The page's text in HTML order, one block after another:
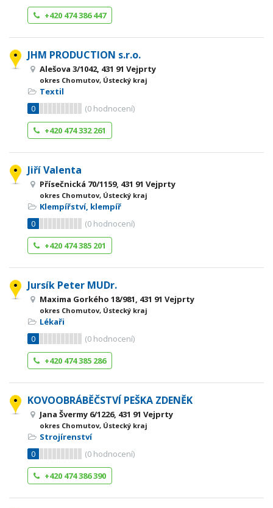
+420 474 386 447
JHM PRODUCTION s.r.o.
Alešova 3/1042, 431 91 Vejprty
okres Chomutov, Ústecký kraj
Textil
0
(0 hodnocení)
+420 474 332 261
Jiří Valenta
Přísečnická 70/1159, 431 91 Vejprty
okres Chomutov, Ústecký kraj
Klempířství, klempíř
0
(0 hodnocení)
+420 474 385 201
Jursík Peter MUDr.
Maxima Gorkého 18/981, 431 91 Vejprty
okres Chomutov, Ústecký kraj
Lékaři
0
(0 hodnocení)
+420 474 385 286
KOVOOBRÁBĚČSTVÍ PEŠKA ZDENĚK
Jana Švermy 6/1226, 431 91 Vejprty
okres Chomutov, Ústecký kraj
Strojírenství
0
(0 hodnocení)
+420 474 386 390